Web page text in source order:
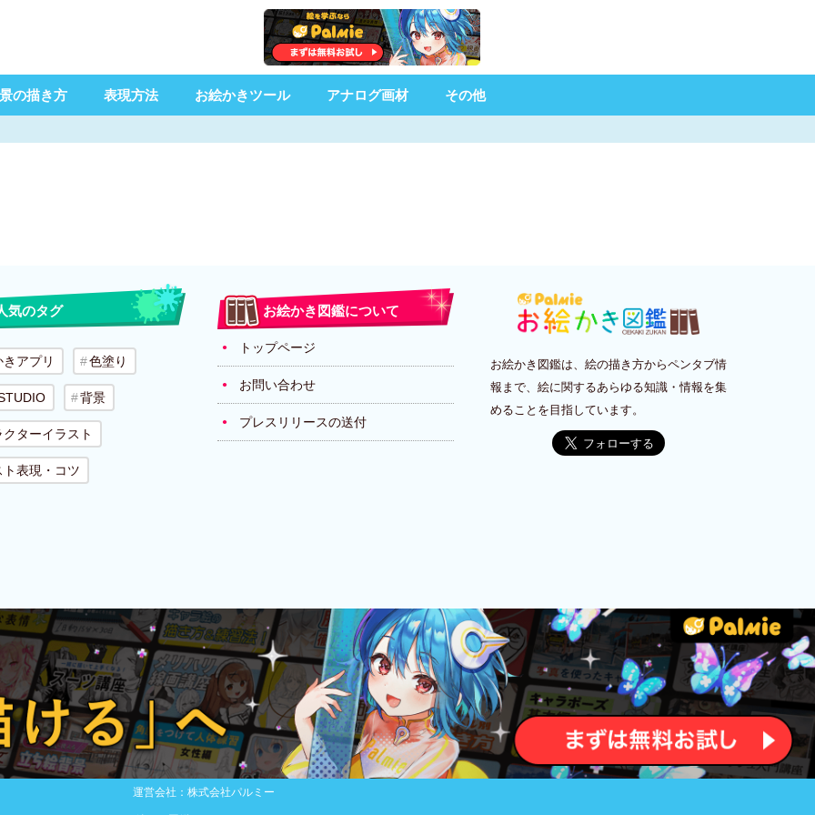
の描き方 表現方法 お絵かきツール アナログ画材 その他
気のタグ
アプリ 色塗り
背景
ターイラスト
ト表現・コツ
お絵かき図鑑について
トップページ
お問い合わせ
プレスリリースの送付
お絵かき図鑑は、絵の描き方からペンタブ情
報まで、絵に関するあらゆる知識・情報を集
めることを目指しています。
運営会社：株式会社パルミー